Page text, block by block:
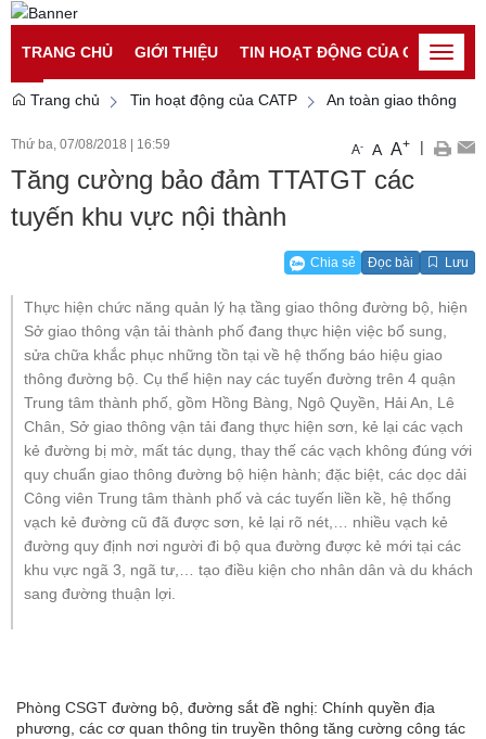
Đăng nhập
Đăng ký
TRANG CHỦ
GIỚI THIỆU TIN HOẠT ĐỘNG CỦA CATPToggle
Trang chủ
Tin hoạt động của CATP An toàn giao thông
Thứ ba, 07/08/2018 16:59 A- A A+ |
Tăng cường bảo đảm TTATGT các
tuyến khu vực nội thành
Chia sẻ Đọc bài Lưu
Thực hiện chức năng quản lý hạ tầng giao thông đường bộ, hiện
Sở giao thông vận tải thành phố đang thực hiện việc bổ sung,
sửa chữa khắc phục những tồn tại về hệ thống báo hiệu giao
thông đường bộ. Cụ thể hiện nay các tuyến đường trên 4 quận
Trung tâm thành phố, gồm Hồng Bàng, Ngô Quyền, Hải An, Lê
Chân, Sở giao thông vận tải đang thực hiện sơn, kẻ lại các vạch
kẻ đường bị mờ, mất tác dụng, thay thế các vạch không đúng với
quy chuẩn giao thông đường bộ hiện hành; đặc biệt, các dọc dải
Công viên Trung tâm thành phố và các tuyến liền kề, hệ thống
vạch kẻ đường cũ đã được sơn, kẻ lại rõ nét,… nhiều vạch kẻ
đường quy định nơi người đi bộ qua đường được kẻ mới tại các
khu vực ngã 3, ngã tư,… tạo điều kiện cho nhân dân và du khách
sang đường thuận lợi.
Phòng CSGT đường bộ, đường sắt đề nghị: Chính quyền địa
phương, các cơ quan thông tin truyền thông tăng cường công tác